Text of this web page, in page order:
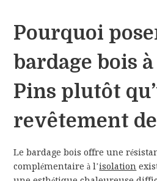
Pourquoi
bardage bois
Pins plutôt
revêtement
Le bardage bois offre une
complémentaire à l’isolation